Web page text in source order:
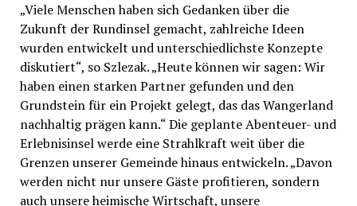
„Viele Menschen haben sich Gedanken über die
Zukunft der Rundinsel gemacht, zahlreiche Ideen
wurden entwickelt und unterschiedlichste Konzepte
diskutiert“, so Szlezak. „Heute können wir sagen: Wir
haben einen starken Partner gefunden und den
Grundstein für ein Projekt gelegt, das das Wangerland
nachhaltig prägen kann.“ Die geplante Abenteuer- und
Erlebnisinsel werde eine Strahlkraft weit über die
Grenzen unserer Gemeinde hinaus entwickeln. „Davon
werden nicht nur unsere Gäste profitieren, sondern
auch unsere heimische Wirtschaft, unsere